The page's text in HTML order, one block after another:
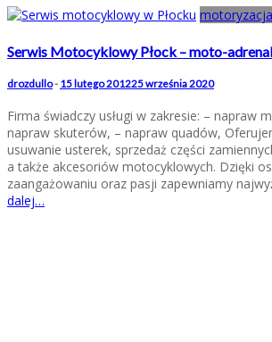
motoryzacja
Serwis Motocyklowy Płock – moto-
drozdullo- 15 lutego 201225 września 2020
Firma świadczy usługi w zakresie: – napraw
napraw skuterów, – napraw quadów,
usuwanie usterek, sprzedaż części
a także akcesoriów motocyklowych. Dzięki
zaangażowaniu oraz pasji zapewniamy
dalej…